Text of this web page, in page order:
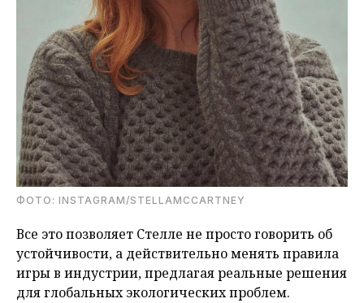
ФОТО: INSTAGRAM/STELLAMCCARTNEY
Все это позволяет Стелле не просто говорить об
устойчивости, а действительно менять правила
игры в индустрии, предлагая реальные решения
для глобальных экологических проблем.